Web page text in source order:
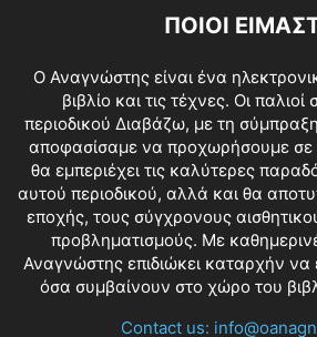
ΠΟΙΟΙ
O Αναγνώστης είναι ένα
βιβλίο και τις τέχνες. Οι
περιοδικού Διαβάζω, με τη
αποφασίσαμε να προχωρήσουμε σε
θα εμπεριέχει τις καλύτερες
αυτού περιοδικού, αλλά και θα
εποχής, τους σύγχρονους
προβληματισμούς. Με
Αναγνώστης επιδιώκει καταρχήν να
όσα συμβαίνουν στο χώρο του
Contact us: